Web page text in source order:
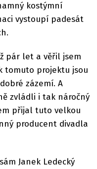
kostýmní
vystoupí padesát
pár let a věřil jsem
tomuto projektu jsou
zázemí. A
zvládli i tak náročný
přijal tuto velkou
producent divadla
Janek Ledecký